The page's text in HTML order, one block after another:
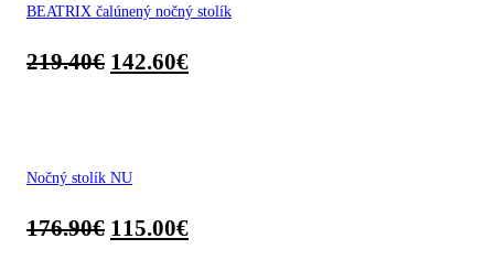
BEATRIX čalúnený nočný stolík
219.40€ 142.60€
Nočný stolík NU
176.90€ 115.00€